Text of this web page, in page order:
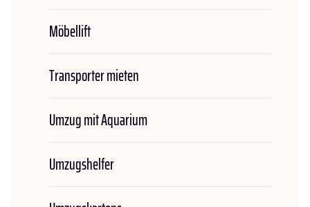
Möbellift
Transporter mieten
Umzug mit Aquarium
Umzugshelfer